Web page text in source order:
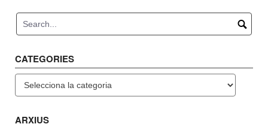
CATEGORIES
ARXIUS